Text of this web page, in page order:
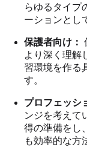
らゆるタイプ
ーションとし
保護者向け：
より深く理解
習環境を作る
す。
プロフェッシ
ンジを考えて
得の準備をし
も効率的な方